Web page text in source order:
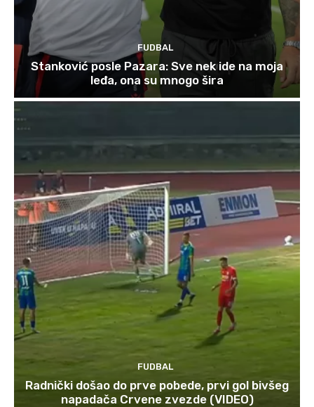
FUDBAL
Stanković posle Pazara: Sve nek ide na moja
leđa, ona su mnogo šira
FUDBAL
Radnički došao do prve pobede, prvi gol bivšeg
napadača Crvene zvezde (VIDEO)